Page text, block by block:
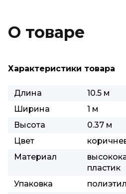
О товаре
Характеристики товара
Длина
10.5 м
Ширина
1 м
Высота
0.37 м
Цвет
Материал
пластик
Упаковка